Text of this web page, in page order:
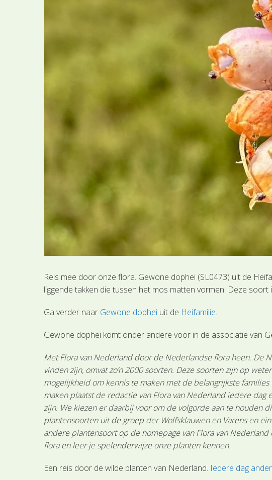
Reis mee door onze flora. Gewone dophei (SL0473) uit de
liggende takken die tussen het mos matten vormen. Deze
Ga verder naar Gewone dophei uit de Heifamilie.
Gewone dophei komt onder andere voor in de associatie van
Met Flora van Nederland door de Nederlandse flora heen. De
vinden zijn, omvat zo’n 2000 soorten. Deze soorten zijn op
mogelijkheid om kennis te maken met de belangrijkste
maken plaatst de redactie van Flora van Nederland iedere
zijn. We kiezen er daarbij voor om de volgorde aan te houden
plantensoorten uit de groep der Wolfsklauwen en Varens en
andere plantensoort op de homepage van Flora van
flora en leer je spelenderwijze onze planten kennen.
Een reis door de wilde planten van Nederland. Iedere dag